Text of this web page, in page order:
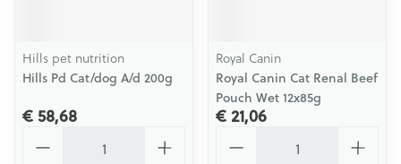
Hills pet nutrition
Hills Pd Cat/dog A/d 200g
€ 58,68
Royal Canin
Royal Canin Cat Renal Beef
Pouch Wet 12x85g
€ 21,06